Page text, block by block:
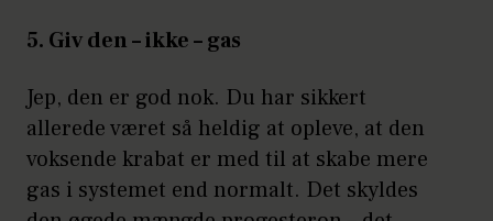
5. Giv den – ikke – gas
Jep, den er god nok. Du har sikkert
allerede været så heldig at opleve, at den
voksende krabat er med til at skabe mere
gas i systemet end normalt. Det skyldes